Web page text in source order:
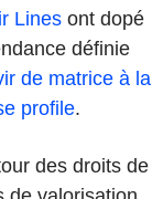
Lines ont dopé
définie
de matrice à la
profile.
des droits de